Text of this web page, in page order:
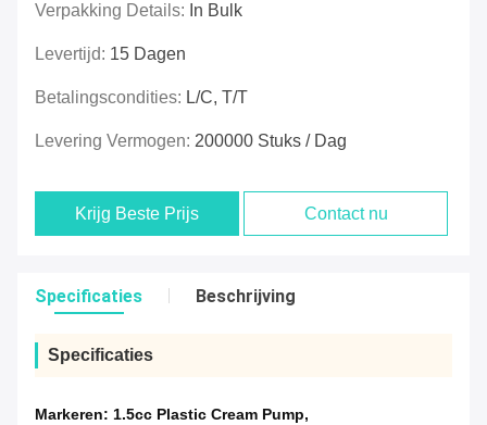
Verpakking Details: In Bulk
Levertijd: 15 Dagen
Betalingscondities: L/C, T/T
Levering Vermogen: 200000 Stuks / Dag
Krijg Beste Prijs Contact nu
Specificaties Beschrijving
Specificaties
Markeren: 1.5cc Plastic Cream Pump,